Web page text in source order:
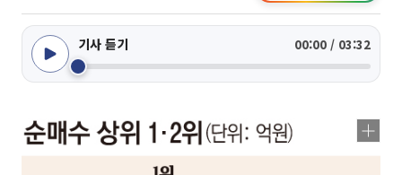
기사 듣기 00:00 / 03:32